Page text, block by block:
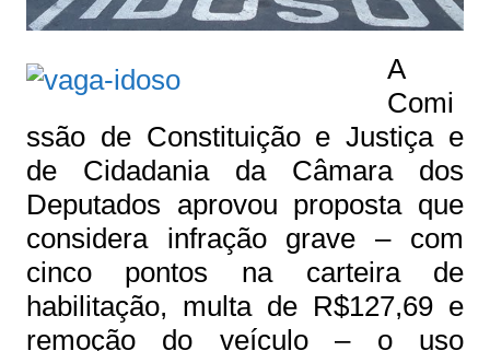
A
Comi
ssão de Constituição e Justiça e
de Cidadania da Câmara dos
Deputados aprovou proposta que
considera infração grave – com
cinco pontos na carteira de
habilitação, multa de R$127,69 e
remoção do veículo – o uso